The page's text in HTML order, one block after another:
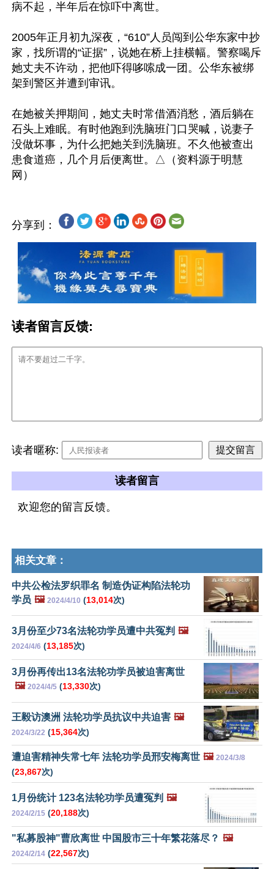
病不起，半年后在惊吓中离世。
2005年正月初九深夜，“610”人员闯到公华东家中抄
家，找所谓的“证据”，说她在桥上挂横幅。警察喝斥
她丈夫不许动，把他吓得哆嗦成一团。公华东被绑
架到警区并遭到审讯。
在她被关押期间，她丈夫时常借酒消愁，酒后躺在
石头上难眠。有时他跑到洗脑班门口哭喊，说妻子
没做坏事，为什么把她关到洗脑班。不久他被查出
患食道癌，几个月后便离世。△（资料源于明慧
分享到：
读者留言反馈:
读者暱称:
读者留言
欢迎您的留言反馈。
相关文章：
中共公检法罗织罪名 制造伪证构陷法轮功
学员 🖼️ 2024/4/10 (13,014次)
3月份至少73名法轮功学员遭中共冤判 🖼️
2024/4/6 (13,185次)
3月份再传出13名法轮功学员被迫害离世
🖼️ 2024/4/5 (13,330次)
王毅访澳洲 法轮功学员抗议中共迫害 🖼️
2024/3/22 (15,364次)
遭迫害精神失常七年 法轮功学员邢安梅离世 🖼️ 2024/3/8
(23,867次)
1月份统计 123名法轮功学员遭冤判 🖼️
2024/2/15 (20,188次)
"私募股神"曹欣离世 中国股市三十年繁花落尽？ 🖼️
2024/2/14 (22,567次)